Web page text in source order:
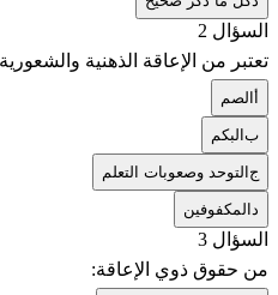
السؤال 2
تعتبر من الإعاقة الذهنية
أ الصم
ب البكم
ج التوحد وصعوبات التعلم
د المكفوفين
السؤال 3
من حقوق ذوي الإعاقة: